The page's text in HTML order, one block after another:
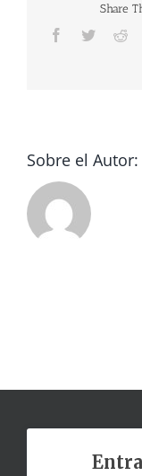
Share
Facebook
Twitter
Sobre el Autor: